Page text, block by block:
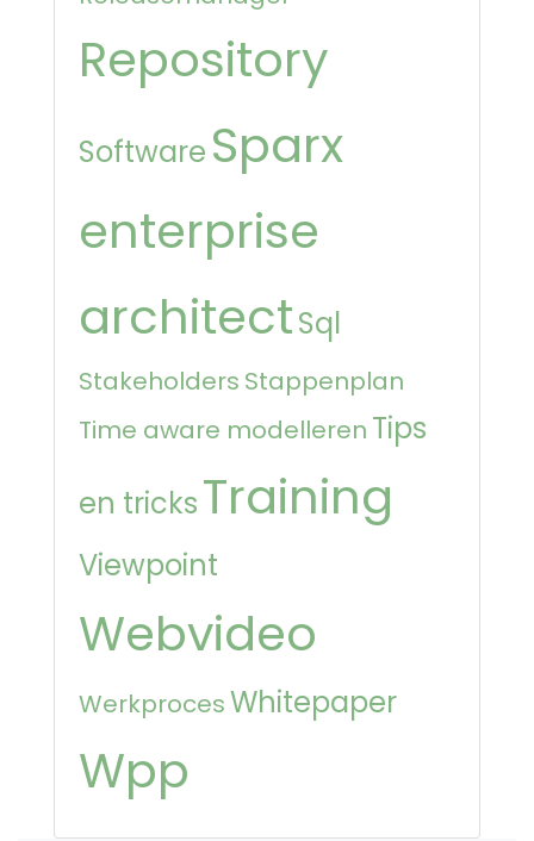
Repository
Software Sparx
enterprise
architectSql
Stakeholders Stappenplan
Time aware modelleren Tips
en tricksTraining
Viewpoint
Webvideo
WerkprocesWhitepaper
Wpp